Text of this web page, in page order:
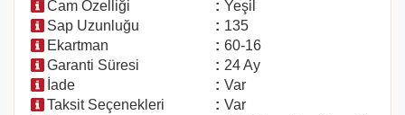
Cam Özelliği
: Yeşil
Sap Uzunluğu
: 135
Ekartman
: 60-16
Garanti Süresi
: 24 Ay
İade
: Var
Taksit Seçenekleri
: Var